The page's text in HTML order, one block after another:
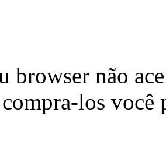
browser não
los você